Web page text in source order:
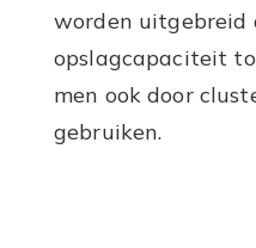
worden uitgebreid
opslagcapaciteit
men ook door
gebruiken.